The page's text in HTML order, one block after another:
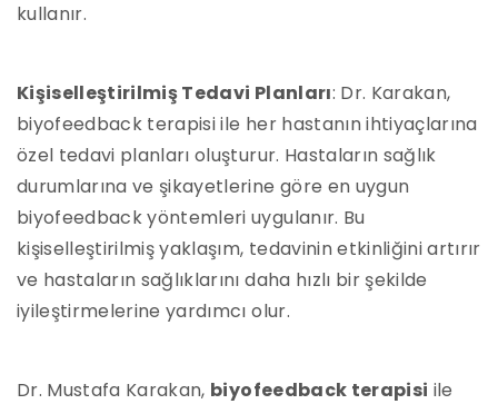
kullanır.
Kişiselleştirilmiş Tedavi Planları: Dr. Karakan,
biyofeedback terapisi ile her hastanın ihtiyaçlarına
özel tedavi planları oluşturur. Hastaların sağlık
durumlarına ve şikayetlerine göre en uygun
biyofeedback yöntemleri uygulanır. Bu
kişiselleştirilmiş yaklaşım, tedavinin etkinliğini artırır
ve hastaların sağlıklarını daha hızlı bir şekilde
iyileştirmelerine yardımcı olur.
Dr. Mustafa Karakan, biyofeedback terapisi ile